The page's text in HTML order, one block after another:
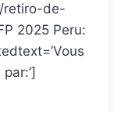
retiro-de-
2025 Peru: